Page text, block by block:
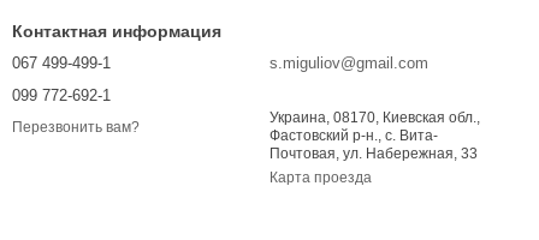
Контактная информация
067 499-499-1
099 772-692-1
Перезвонить вам?
s.miguliov@gmail.com
Украина, 08170, Киевская обл.,
Фастовский р-н., с. Вита-
Почтовая, ул. Набережная, 33
Карта проезда